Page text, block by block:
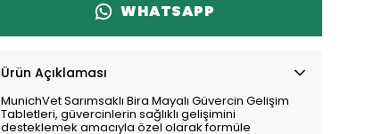
WHATSAPP
Ürün Açıklaması
MunichVet Sarımsaklı Bira Mayalı Güvercin Gelişim
Tabletleri, güvercinlerin sağlıklı gelişimini
desteklemek amacıyla özel olarak formüle